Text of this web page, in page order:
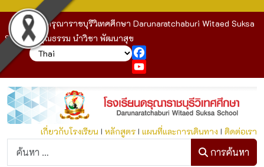
โรงเรียนดรุณาราชบุรีวิเทศศึกษา Darunaratchaburi Witaed Suksa
School : คุณธรรม นำวิชา พัฒนาสุข
YouTube
เกี่ยวกับโรงเรียนI หลักสูตรI แผนที่และการเดินทาง I ติดต่อเรา
ก
การค้นหา